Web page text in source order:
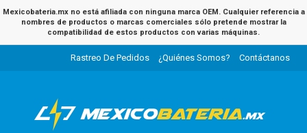
Mexicobateria.mx no está afiliada con ninguna marca OEM. Cualquier referencia a
nombres de productos o marcas comerciales sólo pretende mostrar la
compatibilidad de estos productos con varias máquinas.
Rastreo De Pedidos ¿Quiénes Somos? Contáctanos